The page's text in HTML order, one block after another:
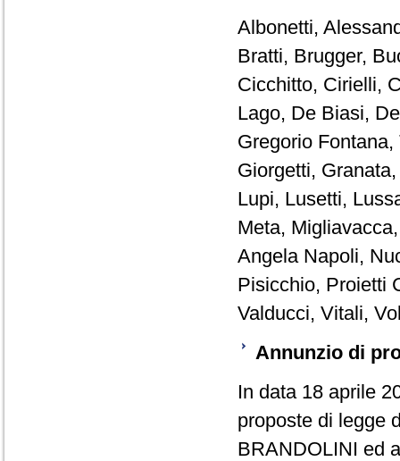
Albonetti,
Bratti, Brugger,
Cicchitto, Cirielli,
Lago, De Biasi,
Gregorio
Giorgetti,
Lupi, Lusetti,
Meta,
Angela Napoli,
Pisicchio, Proietti
Valducci, Vitali,
Annunzio di
In data 18 aprile
proposte di legge
BRANDOLINI ed